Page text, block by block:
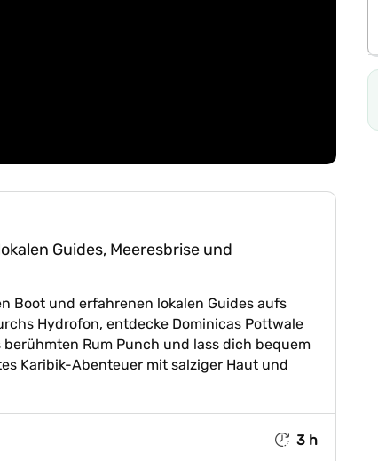
Guides, Meeresbrise und
Boot und erfahrenen lokalen Guides aufs
Hydrofon, entdecke Dominicas Pottwale
Rum Punch und lass dich bequem
Karibik-Abenteuer mit salziger Haut und
3 h